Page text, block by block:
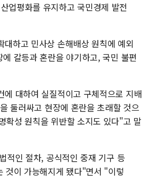
업평화를 유지하고 국민경제 발전
하고 민사상 손해배상 원칙에 예외
갈등과 혼란을 야기하고, 국민 불편
대하여 실질적이고 구체적으로 지배
둘러싸고 현장에 혼란을 초래할 것으
확성 원칙을 위반할 소지도 있다"고 말
적인 절차, 공식적인 중재 기구 등
것이 가능해지게 됐다"면서 "이렇